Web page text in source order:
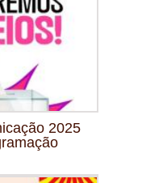
2025